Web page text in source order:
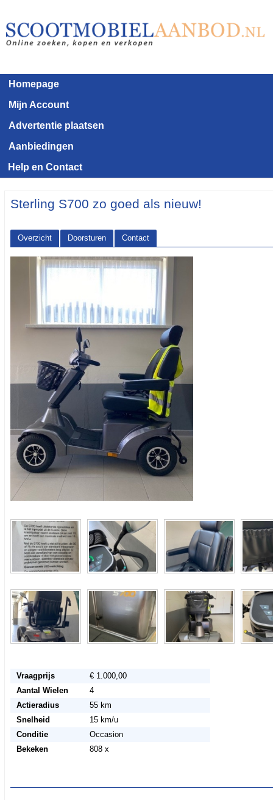
Homepage
Mijn Account
Advertentie plaatsen
Aanbiedingen
Help en Contact
Sterling S700 zo goed als nieuw!
Overzicht Doorsturen
Contact
<< Terug naar het advertentie overzicht
Vraagprijs
€ 1.000,00
Aantal Wielen
4
Actieradius
55 km
Snelheid
15 km/u
Conditie
Occasion
Bekeken
808 x